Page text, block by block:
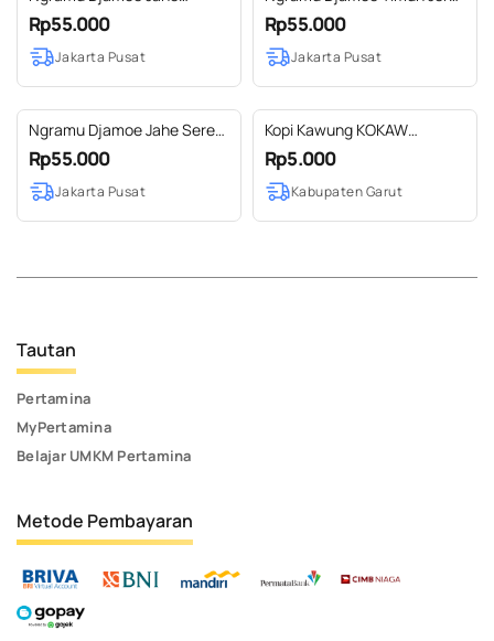
Pandan Jamu Siap Minum
Rp55.000
Jakarta Pusat
Siap Minum
Rp55.000
Jakarta Pusat
Ngramu Djamoe Jahe Sereh
Jamu Siap Minum
Rp55.000
Jakarta Pusat
Kopi Kawung KOKAW
SACHET Kopi Blend Arabica
Robusta dengan Gula
Kawung Asli 15gr siap seduh
Rp5.000
Kabupaten Garut
Tautan
Pertamina
MyPertamina
Belajar UMKM Pertamina
Metode Pembayaran